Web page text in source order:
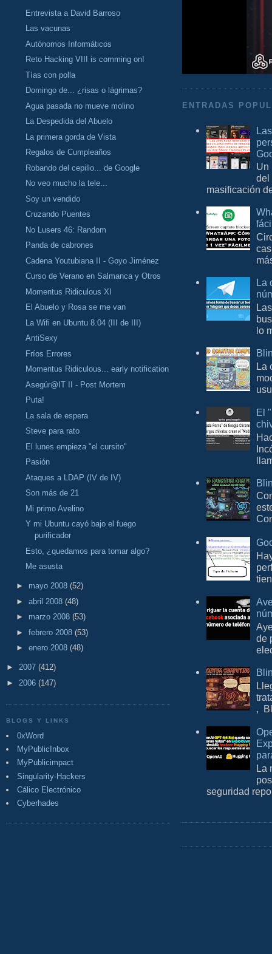
Entrevista a David Barroso
Las vacunas
Autónomos Informáticos
Reto Hacking VIII is comming on!
Tías con polla
Domingo de... ¿risas o lágrimas?
Agua pasada no mueve molino
La Despedida del Abuelo
La primera gorda de Vista
Regalos de Cumpleaños
Robando del cepillo... de Google
No veo mucho la tele...
Soy un vendido
Cruzando Puentes
No Lusers 46: Random
Panda de cabrones
Cadena Youtubiana II - Goyo Jiménez
Curso de Verano en Salmanca y Otros
Momentus Ridiculous XI
El Abuelo y Rosa se me van
La Wifi en Ubuntu 8.04 (III de III)
AntiSexy
Fríos Errores
Momentus Ridiculous... early notification
Asegúr@IT II - Post Mortem
Puta!
La sala de espera
Steve para rato
El lunes empieza "el cursito"
Pasión
Ataques a LDAP (IV de IV)
Son más de 21
Mi primo Avelino
Y mi Ubuntu cayó bajo el fuego
purificador
Esto, ¿quedamos para tomar algo?
Me asusta
► mayo 2008 (52)
► abril 2008 (48)
► marzo 2008 (53)
► febrero 2008 (53)
► enero 2008 (48)
► 2007 (412)
► 2006 (147)
BLOGS Y LINKS
0xWord
MyPublicInbox
MyPublicimpact
Singularity-Hackers
Cálico Electrónico
Cyberhades
ENTRADAS
Un
del
masificación
La
lo
La
El
de
,
La
seguridad